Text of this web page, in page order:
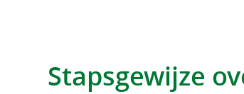
Stapsgewijze